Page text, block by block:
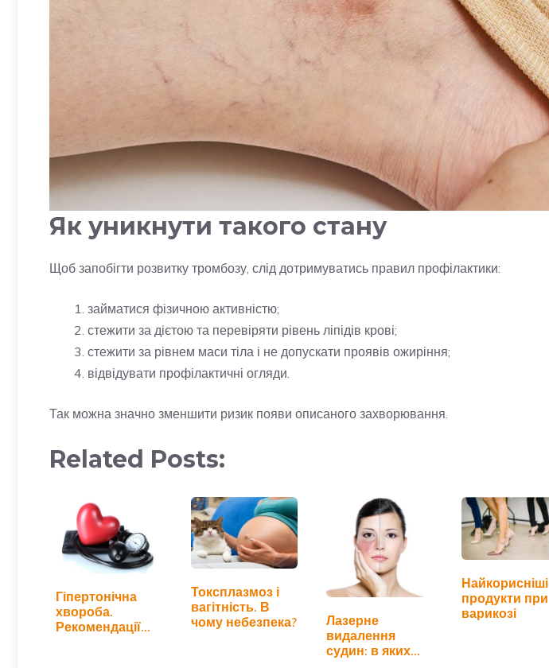
Як уникнути такого стану
Щоб запобігти розвитку тромбозу, слід дотримуватись правил профілактики:
займатися фізичною активністю;
стежити за дієтою та перевіряти рівень ліпідів крові;
стежити за рівнем маси тіла і не допускати проявів ожиріння;
відвідувати профілактичні огляди.
Так можна значно зменшити ризик появи описаного захворювання.
Related Posts:
Гіпертонічна
хвороба.
Рекомендації
Токсплазмоз і
вагітність. В
чому небезпека?
Лазерне
видалення
судин: в яких
Найкорисніші
продукти при
варикозі